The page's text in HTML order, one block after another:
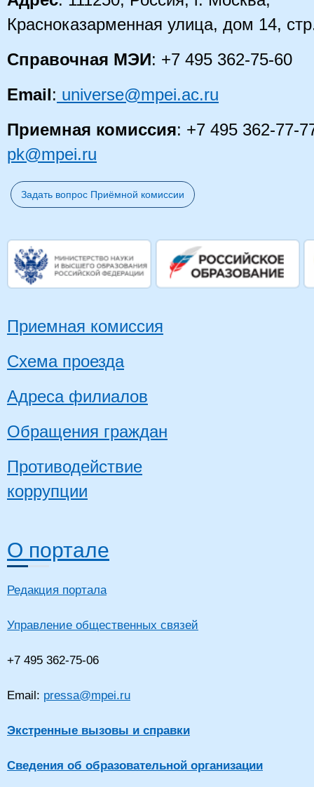
Красноказарменная улица, дом 14,
Справочная МЭИ: +7 495 362-75-60
Email: universe@mpei.ac.ru
Приемная комиссия: +7 495 362-77-
pk@mpei.ru
Задать вопрос Приёмной комиссии
Приемная комиссия
Схема проезда
Адреса филиалов
Обращения граждан
Противодействие
коррупции
О портале
Редакция портала
Управление общественных связей
+7 495 362-75-06
Email: pressa@mpei.ru
Экстренные вызовы и справки
Сведения об образовательной организации